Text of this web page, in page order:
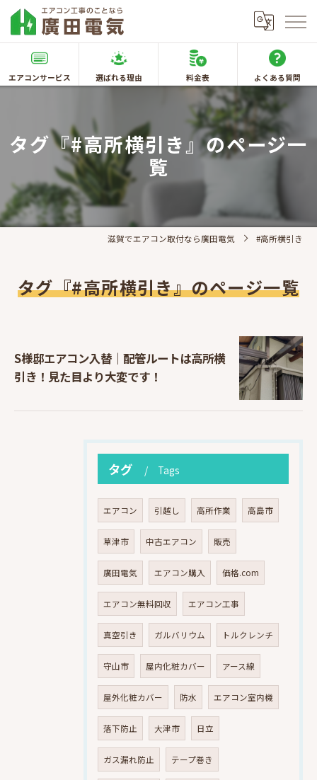
エアコンサービス 選ばれる理由 料金表 よくある質問
タグ『#高所横引き』のページ一
覧
滋賀でエアコン取付なら廣田電気 #高所横引き
タグ『#高所横引き』のページ一覧
S様邸エアコン入替｜配管ルートは高所横
引き！見た目より大変です！
タグ Tags
エアコン 引越し 高所作業 高島市
草津市 中古エアコン 販売
廣田電気 エアコン購入 価格.com
エアコン無料回収 エアコン工事
真空引き ガルバリウム トルクレンチ
守山市 屋内化粧カバー アース線
屋外化粧カバー 防水 エアコン室内機
落下防止 大津市 日立
ガス漏れ防止 テープ巻き